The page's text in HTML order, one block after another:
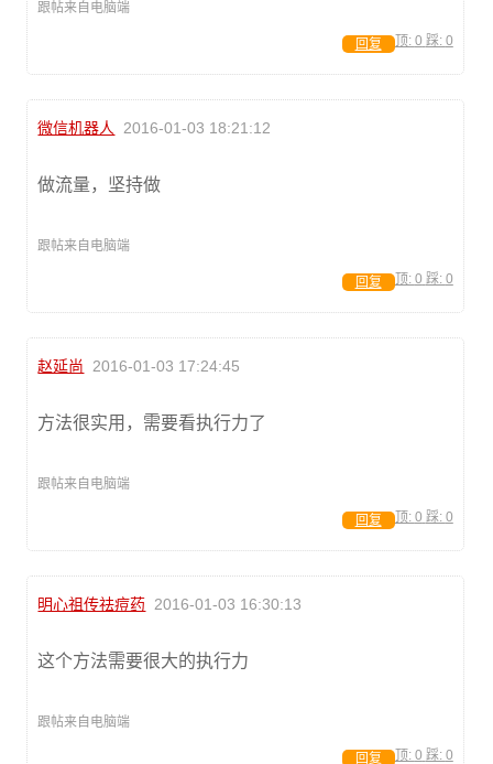
跟帖来自电脑端
顶: 0 踩: 0
回复
微信机器人 2016-01-03 18:21:12
做流量，坚持做
跟帖来自电脑端
顶: 0 踩: 0
回复
赵延尚 2016-01-03 17:24:45
方法很实用，需要看执行力了
跟帖来自电脑端
顶: 0 踩: 0
回复
明心祖传祛痘药 2016-01-03 16:30:13
这个方法需要很大的执行力
跟帖来自电脑端
顶: 0 踩: 0
回复